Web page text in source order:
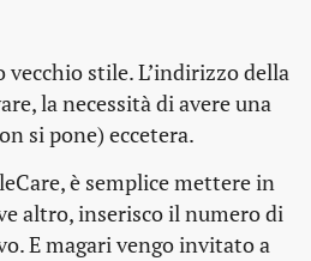
stile. L’indirizzo della
la necessità di avere una
si pone) eccetera.
è semplice mettere in
altro, inserisco il numero di
E magari vengo invitato a